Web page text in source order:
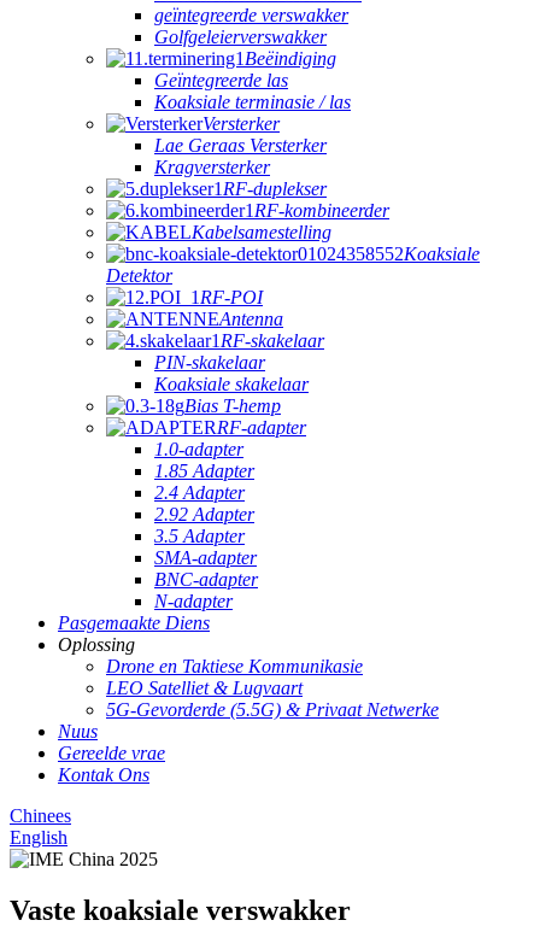
geïntegreerde verswakker
Golfgeleierverswakker
Beëindiging
Geïntegreerde las
Koaksiale terminasie / las
Versterker
Lae Geraas Versterker
Kragversterker
RF-duplekser
RF-kombineerder
Kabelsamestelling
Koaksiale
Detektor
RF-POI
Antenna
RF-skakelaar
PIN-skakelaar
Koaksiale skakelaar
Bias T-hemp
RF-adapter
1.0-adapter
1.85 Adapter
2.4 Adapter
2.92 Adapter
3.5 Adapter
SMA-adapter
BNC-adapter
N-adapter
Pasgemaakte Diens
Oplossing
Drone en Taktiese Kommunikasie
LEO Satelliet & Lugvaart
5G-Gevorderde (5.5G) & Privaat Netwerke
Nuus
Gereelde vrae
Kontak Ons
Chinees
English
Vaste koaksiale verswakker